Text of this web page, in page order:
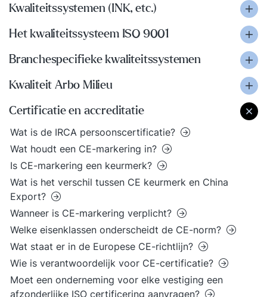
Kwaliteitssystemen (INK, etc.)
Het kwaliteitssysteem ISO 9001
Branchespecifieke kwaliteitssystemen
Kwaliteit Arbo Milieu
Certificatie en accreditatie
Wat is de IRCA persoonscertificatie?
Wat houdt een CE-markering in?
Is CE-markering een keurmerk?
Wat is het verschil tussen CE keurmerk en China
Export?
Wanneer is CE-markering verplicht?
Welke eisenklassen onderscheidt de CE-norm?
Wat staat er in de Europese CE-richtlijn?
Wie is verantwoordelijk voor CE-certificatie?
Moet een onderneming voor elke vestiging een
afzonderlijke ISO certificering aanvragen?